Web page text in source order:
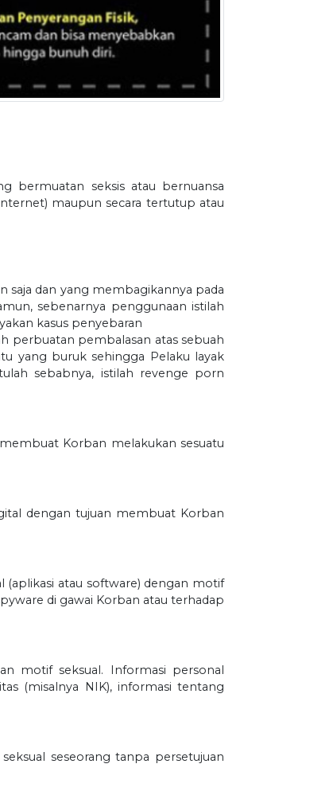
bermuatan seksis atau bernuansa
maupun secara tertutup atau
saja dan yang membagikannya pada
sebenarnya penggunaan istilah
kasus penyebaran
perbuatan pembalasan atas sebuah
yang buruk sehingga Pelaku layak
sebabnya, istilah revenge porn
Korban melakukan sesuatu
dengan tujuan membuat Korban
(aplikasi atau software) dengan motif
di gawai Korban atau terhadap
motif seksual. Informasi personal
(misalnya NIK), informasi tentang
seseorang tanpa persetujuan